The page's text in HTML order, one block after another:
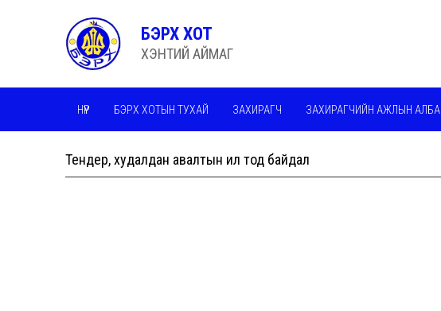
БЭРХ ХОТ
ХЭНТИЙ АЙМАГ
НҮҮР БЭРХ ХОТЫН ТУХАЙ ЗАХИРАГЧ ЗАХИРАГЧИЙН АЖЛЫН АЛБА
Тендер, худалдан авалтын ил тод байдал